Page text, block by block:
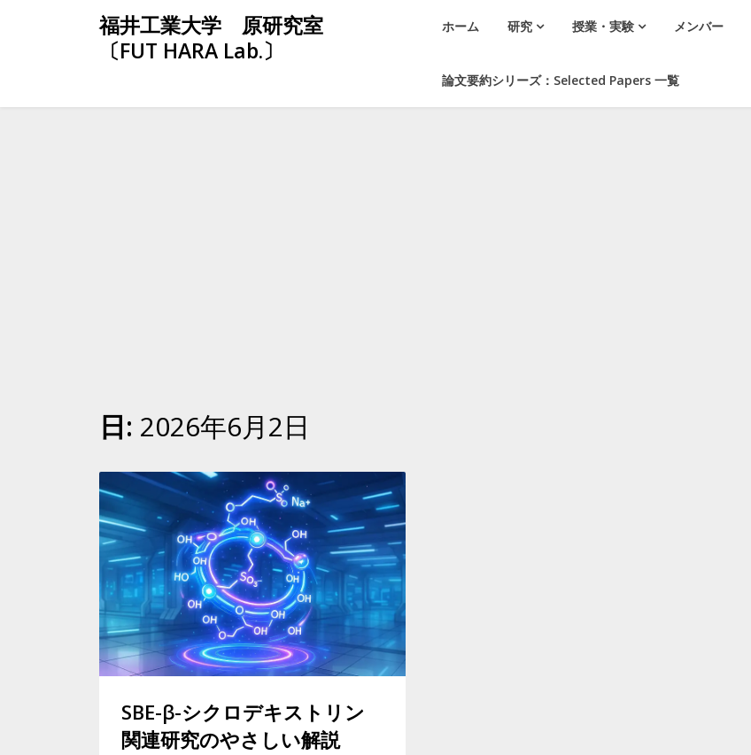
福井工業大学 原研究室
〔FUT HARA Lab.〕
ホーム 研究 授業・実験 メンバー
論文要約シリーズ：Selected Papers 一覧
日: 2026年6月2日
SBE-β-シクロデキストリン
関連研究のやさしい解説